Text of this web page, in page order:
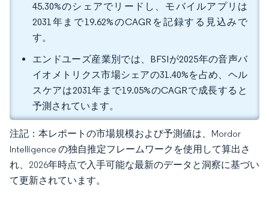
45.30%のシェアでリードし、モバイルアプリは
2031年まで19.62%のCAGRを記録する見込みで
す。
エンドユーズ産業別では、BFSIが2025年の音声バ
イオメトリクス市場シェアの31.40%を占め、ヘル
スケアは2031年まで19.05%のCAGRで成長すると
予測されています。
注記：本レポートの市場規模および予測値は、Mordor
Intelligence の独自推定フレームワークを使用して算出さ
れ、2026年時点で入手可能な最新のデータと洞察に基づい
て更新されています。